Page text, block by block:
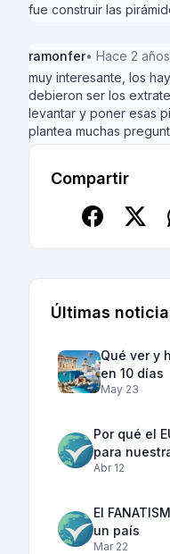
fue construir las
ramonfer• Hace 2
muy interesante, los
debieron ser los
levantar y poner esas
plantea muchas
Compartir
Últimas
Qué ver y
en 10 días
May 23
Por qué el
para
Abr 12
El
un país
Mar 22